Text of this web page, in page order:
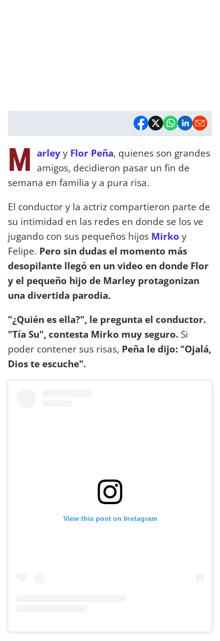
M arleyy Flor Peña, quienes son grandes
amigos, decidieron pasar un fin de
semana en familia y a pura risa.
El conductor y la actriz compartieron parte de
su intimidad en las redes en donde se los ve
jugando con sus pequeños hijos Mirko y
Felipe. Pero sin dudas el momento más
desopilante llegó en un video en donde Flor
y el pequeño hijo de Marley protagonizan
una divertida parodia.
"¿Quién es ella?", le pregunta el conductor.
"Tía Su", contesta Mirko muy seguro. Si
poder contener sus risas, Peña le dijo: "Ojalá,
Dios te escuche".
View this post on Instagram